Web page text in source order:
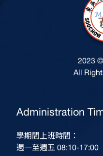
2023
All
Administration
學期間上班時間：